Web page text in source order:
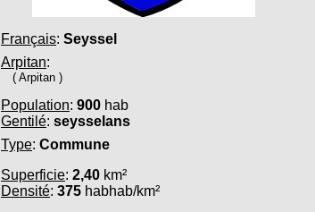
Français: Seyssel
Arpitan:
( Arpitan )
Population: 900 hab
Gentilé: seysselans
Type: Commune
Superficie: 2,40 km²
Densité: 375 habhab/km²